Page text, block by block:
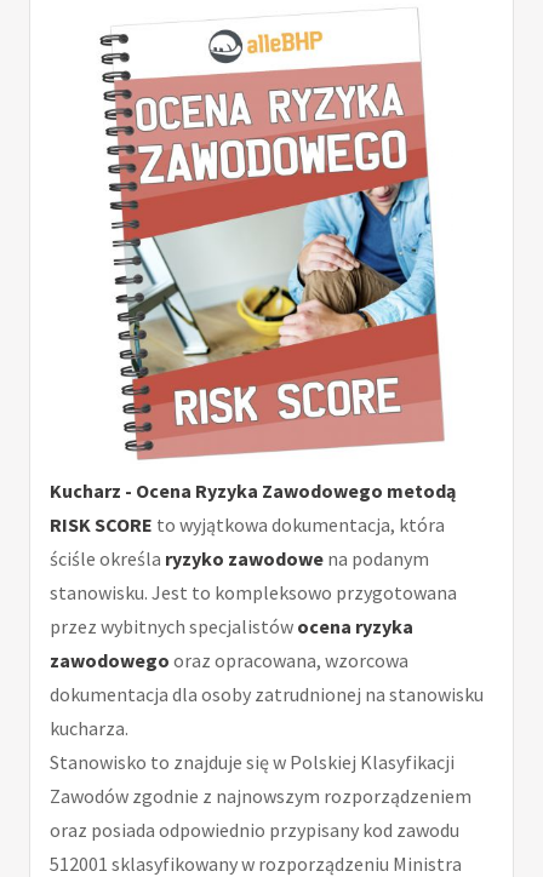
Kucharz - Ocena Ryzyka Zawodowego metodą
RISK SCORE to wyjątkowa dokumentacja, która
ściśle określa ryzyko zawodowe na podanym
stanowisku. Jest to kompleksowo przygotowana
przez wybitnych specjalistów ocena ryzyka
zawodowego oraz opracowana, wzorcowa
dokumentacja dla osoby zatrudnionej na stanowisku
kucharza.
Stanowisko to znajduje się w Polskiej Klasyfikacji
Zawodów zgodnie z najnowszym rozporządzeniem
oraz posiada odpowiednio przypisany kod zawodu
512001 sklasyfikowany w rozporządzeniu Ministra